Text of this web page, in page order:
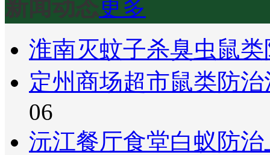
新闻动态更多
淮南灭蚊子杀臭虫鼠
定州商场超市鼠类防
06
沅江餐厅食堂白蚁防